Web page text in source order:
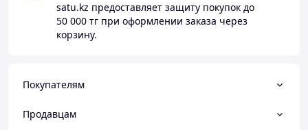
satu.kz предоставляет защиту покупок до
50 000 тг при оформлении заказа через
корзину.
Покупателям
Продавцам